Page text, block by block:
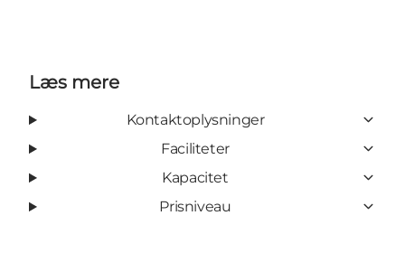
Læs mere
Kontaktoplysninger
Faciliteter
Kapacitet
Prisniveau